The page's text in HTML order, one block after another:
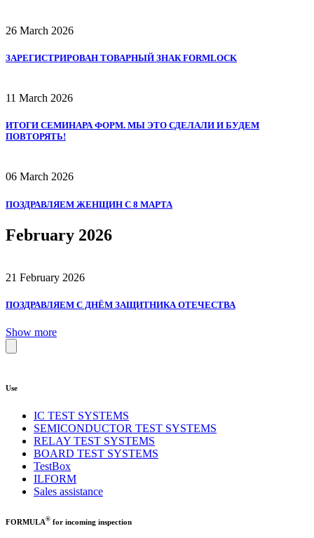
26 March 2026
ЗАРЕГИСТРИРОВАН ТОВАРНЫЙ ЗНАК FORMLOCK
11 March 2026
ИТОГИ СЕМИНАРА ФОРМ. МЫ ЭТО СДЕЛАЛИ И БУДЕМ
ПОВТОРЯТЬ!
06 March 2026
ПОЗДРАВЛЯЕМ ЖЕНЩИН С 8 МАРТА
February 2026
21 February 2026
ПОЗДРАВЛЯЕМ С ДНЁМ ЗАЩИТНИКА ОТЕЧЕСТВА
Show more
Use
IC TEST SYSTEMS
SEMICONDUCTOR TEST SYSTEMS
RELAY TEST SYSTEMS
BOARD TEST SYSTEMS
TestBox
ILFORM
Sales assistance
FORMULA® for incoming inspection